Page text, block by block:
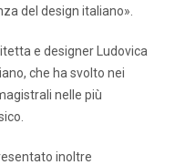
del design italiano».
e designer Ludovica
che ha svolto nei
nelle più
inoltre